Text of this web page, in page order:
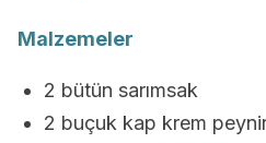
Malzemeler
2 bütün sarımsak
2 buçuk kap krem